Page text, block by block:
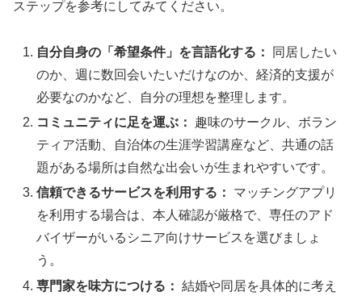
ステップを参考にしてみてください。
自分自身の「希望条件」を言語化する：
同居したい
のか、週に数回会いたいだけなのか、経済的支援が
必要なのかなど、自分の理想を整理します。
コミュニティに足を運ぶ：
趣味のサークル、ボラン
ティア活動、自治体の生涯学習講座など、共通の話
題がある場所は自然な出会いが生まれやすいです。
信頼できるサービスを利用する：
マッチングアプリ
を利用する場合は、本人確認が厳格で、専任のアド
バイザーがいるシニア向けサービスを選びましょ
う。
専門家を味方につける： 結婚や同居を具体的に考え